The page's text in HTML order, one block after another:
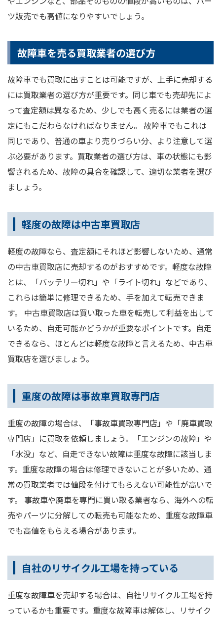
ツ販売でも高値になりやすいでしょう。
故障車を売る買取業者の選び方
故障車でも買取に出すことは可能ですが、上手に売却する
には買取業者の選び方が重要です。同じ車でも売却先によ
って査定額は異なるため、少しでも高く売るには業者の選
定にもこだわらなければなりません。 故障車でもこれは
同じであり、普通の車より売りづらい分、より注意して選
ぶ必要があります。買取業者の選び方は、車の状態にも影
響されるため、故障の具合を確認して、適切な業者を選び
ましょう。
軽度の故障は中古車買取店
軽度の故障なら、査定額にそれほど影響しないため、通常
の中古車買取店に売却するのがおすすめです。軽度な故障
とは、「バッテリー切れ」や「ライト切れ」などであり、
これらは簡単に修理できるため、手を加えて転売できま
す。 中古車買取店は買い取った車を転売して利益を出して
いるため、自走可能かどうかが重要なポイントです。自走
できるなら、ほとんどは軽度な故障と言えるため、中古車
買取店を選びましょう。
重度の故障は事故車買取専門店
重度の故障の場合は、「事故車買取専門店」や「廃車買取
専門店」に買取を依頼しましょう。「エンジンの故障」や
「水没」など、自走できない故障は重度な故障に該当しま
す。重度な故障の場合は修理できないことが多いため、通
常の買取業者では値段を付けてもらえない可能性が高いで
す。 事故車や廃車を専門に買い取る業者なら、海外への転
売やパーツに分解しての転売も可能なため、重度な故障車
でも高値をもらえる場合があります。
自社のリサイクル工場を持っている
重度な故障車を売却する場合は、自社リサイクル工場を持
っているかも重要です。重度な故障車は解体し、リサイク